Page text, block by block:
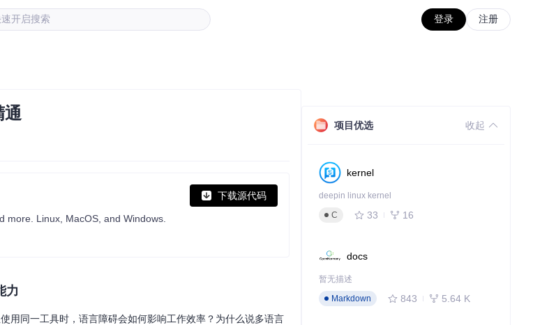
开启搜索 登录 注册
下载源代码
more. Linux, MacOS, and Windows.
力
用同一工具时，语言障碍会如何影响工作效率？为什么说多语言
项目优选 收起
kernel
deepin linux kernel
C
33 16
docs
暂无描述
Markdown
843 5.64 K